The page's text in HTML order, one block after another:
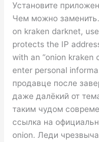
Установите
Чем можно
on kraken darknet,
protects the IP
with an “onion kraken
enter personal
продавце после
даже далёкий от
таким чудом
ссылка на
onion. Леди